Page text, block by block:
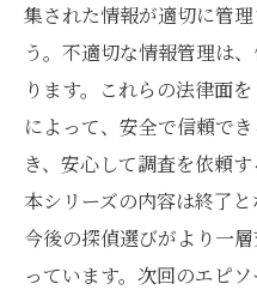
集された情報が適切に管
う。不適切な情報管理は
ります。これらの法律面
によって、安全で信頼で
き、安心して調査を依頼
本シリーズの内容は終了
今後の探偵選びがより一
っています。次回のエピ